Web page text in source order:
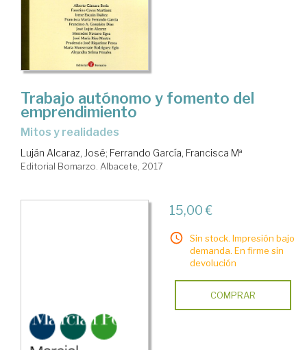
Trabajo autónomo y fomento del
emprendimiento
mitos y realidades
Luján Alcaraz, José; Ferrando García, Francisca Mª
Editorial Bomarzo. Albacete, 2017
15,00 €
Sin stock. Impresión bajo
demanda. En firme sin
devolución
COMPRAR